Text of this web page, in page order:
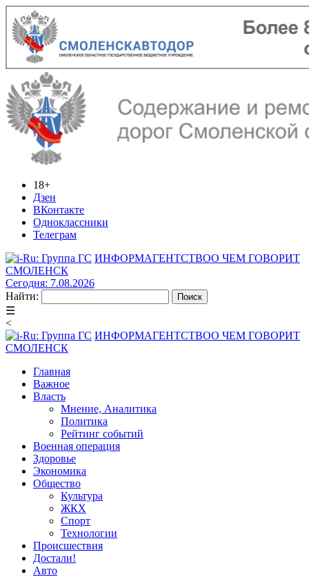
18+
Дзен
ВКонтакте
Одноклассники
Телеграм
ИНФОРМАГЕНТСТВОО ЧЕМ ГОВОРИТ
СМОЛЕНСК
Сегодня: 7.08.2026
Найти:
☰
<
ИНФОРМАГЕНТСТВОО ЧЕМ ГОВОРИТ
СМОЛЕНСК
Главная
Важное
Власть
Мнение, Аналитика
Политика
Рейтинг событий
Военная операция
Здоровье
Экономика
Общество
Культура
ЖКХ
Спорт
Технологии
Происшествия
Достали!
Авто